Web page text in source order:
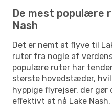
De mest populære
Nash
Det er nemt at flyve til
ruter fra nogle af
populære ruter har
største hovedstæder,
hyppige flyrejser, der gør
effektivt at nå Lake Nash.